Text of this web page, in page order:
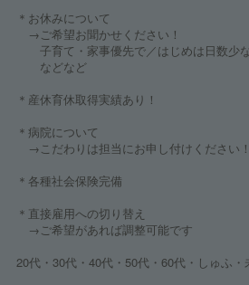
＊お休みについて
→ご希望お聞かせください！
子育て・家事優先で／はじめは日数少
などなど
＊産休育休取得実績あり！
＊病院について
→こだわりは担当にお申し付けください！
＊各種社会保険完備
＊直接雇用への切り替え
→ご希望があれば調整可能です
20代・30代・40代・50代・60代・しゅふ・